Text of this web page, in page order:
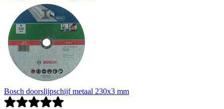
Bosch doorslijpschijf metaal 230x3 mm